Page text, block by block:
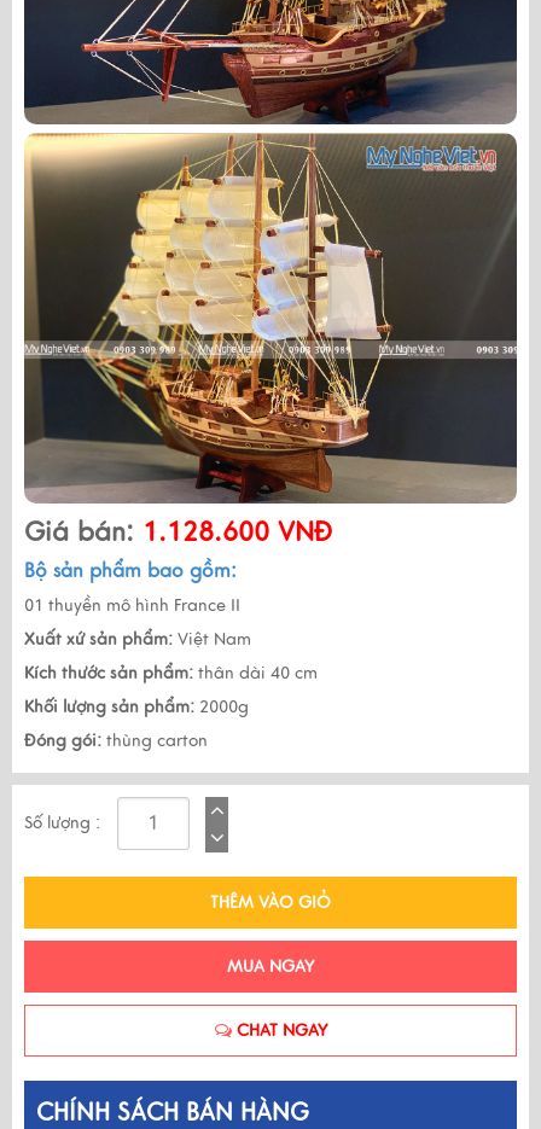
Giá bán: 1.128.600 VNĐ
Bộ sản phẩm bao gồm:
01 thuyền mô hình France II
Xuất xứ sản phẩm: Việt Nam
Kích thước sản phẩm: thân dài 40 cm
Khối lượng sản phẩm: 2000g
Đóng gói: thùng carton
Số lượng :
THÊM VÀO GIỎ
MUA NGAY
CHAT NGAY
CHÍNH SÁCH BÁN HÀNG